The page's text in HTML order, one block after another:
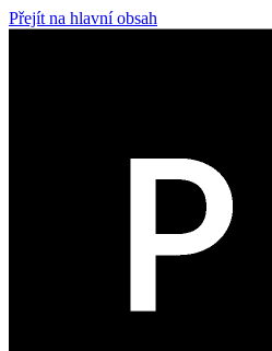
Přejít na hlavní obsah